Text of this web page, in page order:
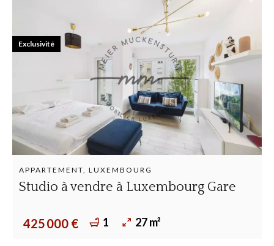
APPARTEMENT, LUXEMBOURG
Studio à vendre à Luxembourg Gare
425 000 € 1 27 m²
Exclusivité